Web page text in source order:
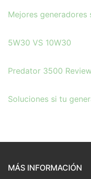
Mejores generadores
5W30 VS 10W30
Predator 3500
Soluciones si tu g
MÁS INFORMACIÓN